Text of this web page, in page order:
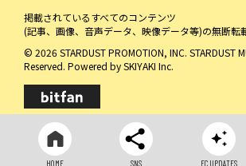
HOME SNS FC UPDATES
掲載されているすべてのコンテンツ
(記事、画像、音声データ、映像データ等)の無断転
© 2026 STARDUST PROMOTION, INC. STARDUST
Reserved. Powered bySKIYAKI Inc.